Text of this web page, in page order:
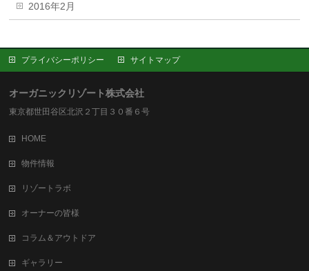
2016年2月
プライバシーポリシー サイトマップ
オーガニックリゾート株式会社
東京都世田谷区北沢２丁目３０番６号
HOME
物件情報
リゾートラボ
オーナーの皆様
コラム＆アウトドア
ギャラリー